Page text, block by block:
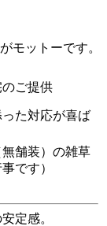
モットーです。
ご提供
た対応が喜ば
舗装）の雑草
です）
定感。